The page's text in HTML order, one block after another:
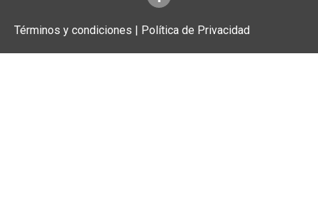
Términos y condiciones | Política de Privacidad